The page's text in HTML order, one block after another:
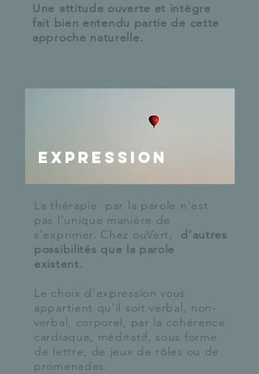
Une attitude ouverte et intègre
fait bien entendu partie de cette
approche naturelle.
Expression
La thérapie par la parole n’est
pas l’unique manière de
s’exprimer. Chez ouVert, d’autres
possibilités que la parole
existent.
Le choix d’expression vous
appartient qu’il soit verbal, non-
verbal, corporel, par la cohérence
cardiaque, méditatif, sous forme
de lettre, de jeux de rôles ou de
promenades.